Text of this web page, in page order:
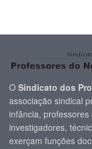
O Sindicato dos
associação sindical
infância,
investigadores,
exerçam funções